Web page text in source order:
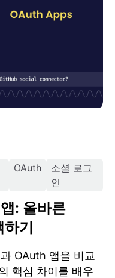
OAuth
소셜 로그
인
: 올바른
기
OAuth 앱을 비교
핵심 차이를 배우